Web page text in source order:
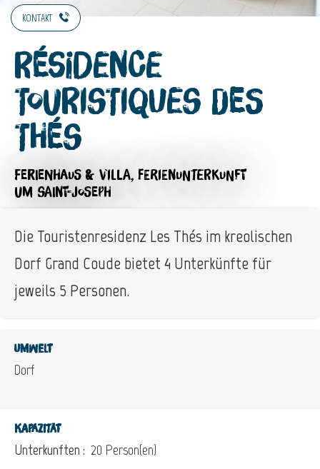
KONTAKT
Résidence
Touristiques des
Thés
FERIENHAUS & VILLA, FERIENUNTERKUNFT
UM SAINT-JOSEPH
Die Touristenresidenz Les Thés im kreolischen
Dorf Grand Coude bietet 4 Unterkünfte für
jeweils 5 Personen.
Umwelt
Dorf
Kapazität
Unterkunften : 20 Person(en)